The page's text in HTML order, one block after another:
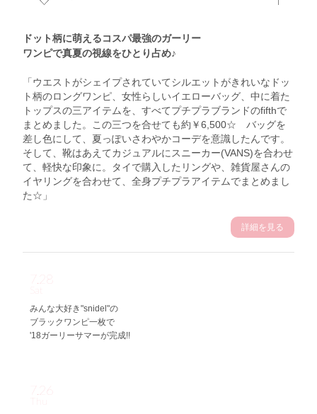
ドット柄に萌えるコスパ最強のガーリー
ワンピで真夏の視線をひとり占め♪
「ウエストがシェイプされていてシルエットがきれいなドッ
ト柄のロングワンピ、女性らしいイエローバッグ、中に着た
トップスの三アイテムを、すべてプチプラブランドのfifthで
まとめました。この三つを合せても約￥6,500☆ バッグを
差し色にして、夏っぽいさわやかコーデを意識したんです。
そして、靴はあえてカジュアルにスニーカー(VANS)を合わせ
て、軽快な印象に。タイで購入したリングや、雑貨屋さんの
イヤリングを合わせて、全身プチプラアイテムでまとめまし
た☆」
詳細を見る
7.28
みんな大好き"snidel"の
ブラックワンピ一枚で
'18ガーリーサマーが完成!!
7.26